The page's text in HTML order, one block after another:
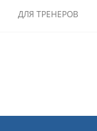
ДЛЯ ТРЕНЕРОВ